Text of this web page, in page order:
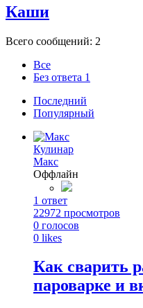
Каши
Всего сообщений: 2
Все
Без ответа 1
Последний
Популярный
Кулинар
Макс
Оффлайн
1 ответ
22972 просмотров
0 голосов
0 likes
Как сварить
пароварке и